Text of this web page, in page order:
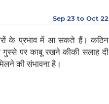
Sep 23 to Oct 22
के प्रभाव में आ सकते हैं। कठिन
गुस्से पर काबू रखने कीकी सलाह दी
की संभावना है।